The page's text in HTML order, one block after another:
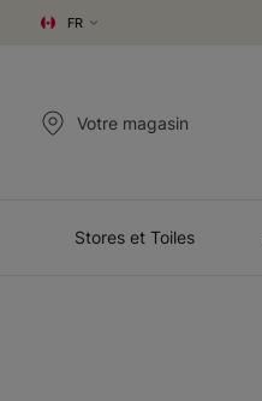
FR
Votre magasin
Stores et Toiles